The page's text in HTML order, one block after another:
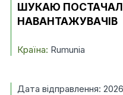
ШУКАЮ
НАВАНТАЖУВАЧІВ
Країна: Rumunia
Дата відправлення: